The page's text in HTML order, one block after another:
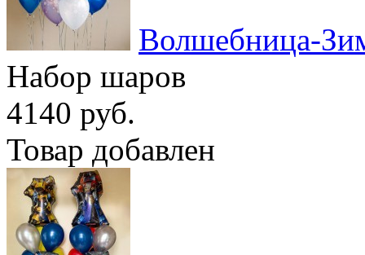
Волшебница-
Набор шаров
4140 руб.
Товар добавлен